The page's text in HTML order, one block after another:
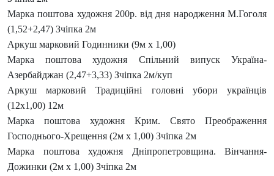
Марка поштова художня 200р. від дня народження М.Гоголя
(1,52+2,47) Зчіпка 2м
Аркуш марковий Годинники (9м х 1,00)
Марка поштова художня Спільний випуск Україна-
Азербайджан (2,47+3,33) Зчіпка 2м/куп
Аркуш марковий Традиційні головні убори українців
(12х1,00) 12м
Марка поштова художня Крим. Свято Преображення
Господнього-Хрещення (2м х 1,00) Зчіпка 2м
Марка поштова художня Дніпропетровщина. Вінчання-
Дожинки (2м х 1,00) Зчіпка 2м